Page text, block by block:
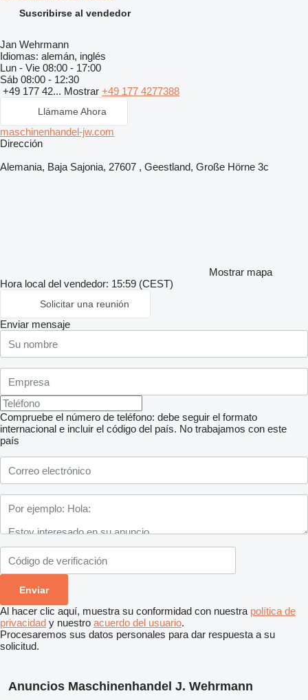
Suscribirse al vendedor
Jan Wehrmann
Idiomas: alemán, inglés
Lun - Vie 08:00 - 17:00
Sáb 08:00 - 12:30
+49 177 42... Mostrar +49 177 4277388
Llámame Ahora
maschinenhandel-jw.com
Dirección
Alemania, Baja Sajonia, 27607 , Geestland, Große Hörne 3c
Mostrar mapa
Hora local del vendedor: 15:59 (CEST)
Solicitar una reunión
Enviar mensaje
Compruebe el número de teléfono: debe seguir el formato
internacional e incluir el código del país. No trabajamos con este
país
Al hacer clic aquí, muestra su conformidad con nuestra política de
privacidad y nuestro acuerdo del usuario.
Procesaremos sus datos personales para dar respuesta a su
solicitud.
Anuncios Maschinenhandel J. Wehrmann